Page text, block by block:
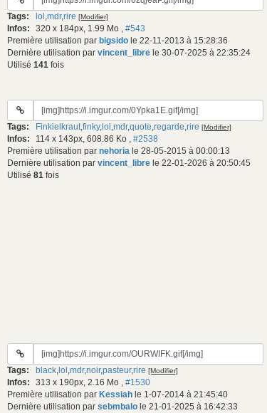
gif:
du
gif:
Tags: lol ,mdr,rire [Modifier]
Infos: 320 x 184px, 1.99 Mo , #543
Première utilisation par bigsido le 22-11-2013 à 15:28:36
Dernière utilisation par vincent_libre le 30-07-2025 à 22:35:24
Utilisé 141 fois
URL
gif:
Tags: Finkielkraut,finky, lol ,mdr,quote,regarde,rire [Modifier]
Infos: 114 x 143px, 608.86 Ko , #2538
Première utilisation par nehoria le 28-05-2015 à 00:00:13
Dernière utilisation par vincent_libre le 22-01-2026 à 20:50:45
Utilisé 81 fois
URL
gif:
Tags: black, lol ,mdr,noir,pasteur,rire [Modifier]
Infos: 313 x 190px, 2.16 Mo , #1530
Première utilisation par Kessiah le 1-07-2014 à 21:45:40
Dernière utilisation par sebmbalo le 21-01-2025 à 16:42:33